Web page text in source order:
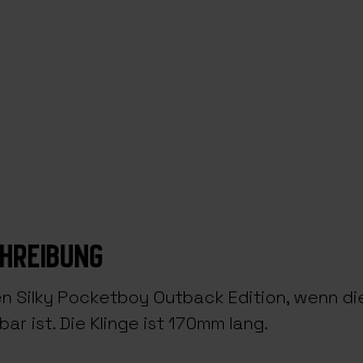
Silky Pocketboy Outback Edition, wenn
ist. Die Klinge ist 170mm lang.